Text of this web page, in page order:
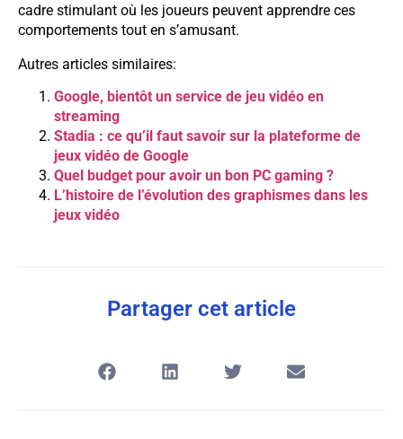
cadre stimulant où les joueurs peuvent apprendre ces
comportements tout en s’amusant.
Autres articles similaires:
Google, bientôt un service de jeu vidéo en
streaming
Stadia : ce qu’il faut savoir sur la plateforme de
jeux vidéo de Google
Quel budget pour avoir un bon PC gaming ?
L’histoire de l’évolution des graphismes dans les
jeux vidéo
Partager cet article